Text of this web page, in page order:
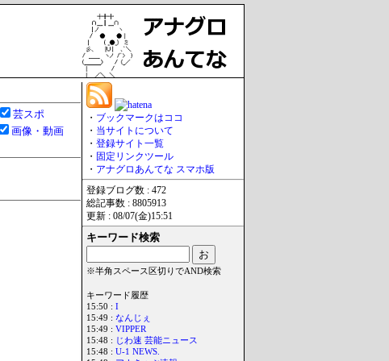
芸スポ
画像・動画
・ ブックマークはココ
・ 当サイトについて
・ 登録サイト一覧
・ 固定リンクツール
・ アナグロあんてな スマホ版
登録ブログ数 : 472
総記事数 : 8805913
更新 : 08/07(金)15:51
キーワード検索
※半角スペース区切りでAND検索
キーワード履歴
15:50 : I
15:49 : なんじぇ
15:49 : VIPPER
15:48 : じわ速 芸能ニュース
15:48 : U-1 NEWS.